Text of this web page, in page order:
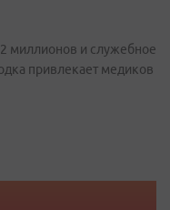
миллионов и служебное
привлекает медиков